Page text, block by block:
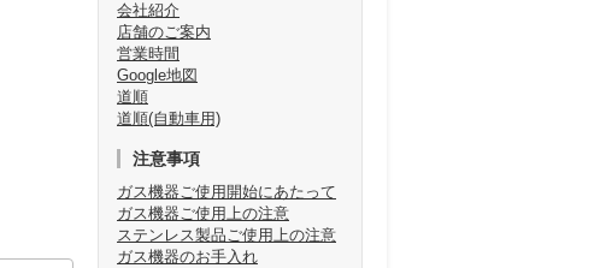
会社紹介
店舗のご案内
営業時間
Google地図
道順
道順(自動車用)
注意事項
ガス機器ご使用開始にあたって
ガス機器ご使用上の注意
ステンレス製品ご使用上の注意
ガス機器のお手入れ